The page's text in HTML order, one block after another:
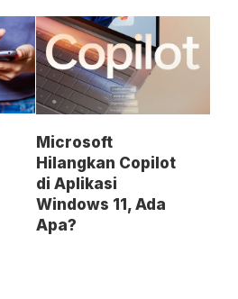
Microsoft
Hilangkan Copilot
di Aplikasi
Windows 11, Ada
Apa?